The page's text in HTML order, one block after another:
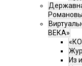
ВЕКА»
Из